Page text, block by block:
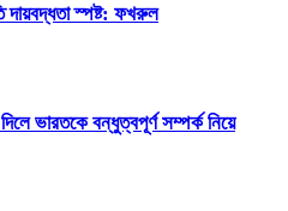
দায়বদ্ধতা স্পষ্ট: ফখরুল
ভারতকে বন্ধুত্বপূর্ণ সম্পর্ক নিয়ে